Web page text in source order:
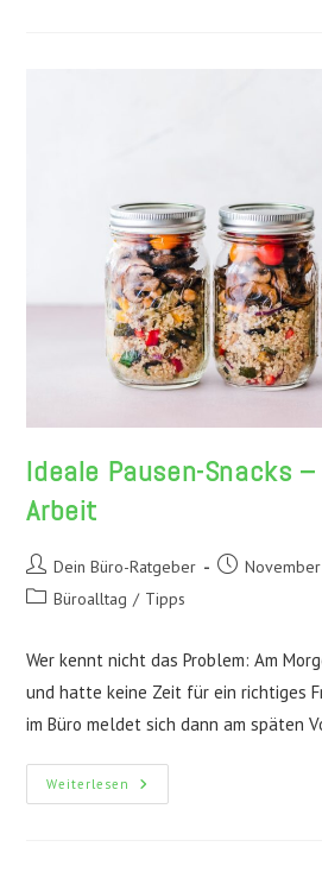
Ideale Pausen-Snacks
Arbeit
Beitrags-
Autor:
Dein Büro-Ratgeber
Beitrag
Beitrags-
Büroalltag / Tipps
Wer kennt nicht das Problem: Am
und hatte keine Zeit für ein richtiges
im Büro meldet sich dann am späten
Weiterlesen Ideale
Pausen-